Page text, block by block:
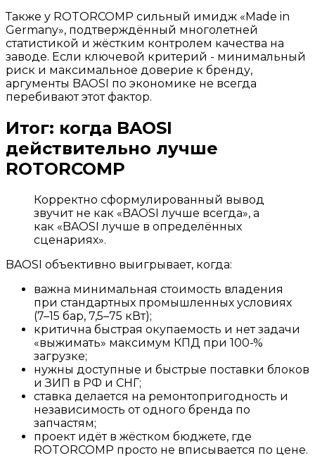
Также у ROTORCOMP сильный имидж «Made in
Germany», подтверждённый многолетней
статистикой и жёстким контролем качества на
заводе. Если ключевой критерий - минимальный
риск и максимальное доверие к бренду,
аргументы BAOSI по экономике не всегда
перебивают этот фактор.
Итог: когда BAOSI
действительно лучше
ROTORCOMP
Корректно сформулированный вывод
звучит не как «BAOSI лучше всегда», а
как «BAOSI лучше в определённых
сценариях».
BAOSI объективно выигрывает, когда:
важна минимальная стоимость владения
при стандартных промышленных условиях
(7–15 бар, 7,5–75 кВт);
критична быстрая окупаемость и нет задачи
«выжимать» максимум КПД при 100-%
загрузке;
нужны доступные и быстрые поставки блоков
и ЗИП в РФ и СНГ;
ставка делается на ремонтопригодность и
независимость от одного бренда по
запчастям;
проект идёт в жёстком бюджете, где
ROTORCOMP просто не вписывается по цене.